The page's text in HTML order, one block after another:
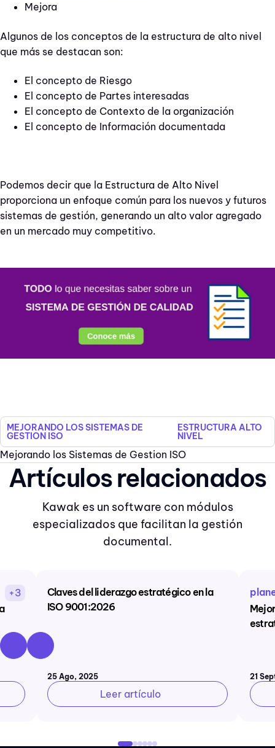
Mejora
Algunos de los conceptos de la estructura de alto nivel
que más se destacan son:
El concepto de Riesgo
El concepto de Partes interesadas
El concepto de Contexto de la organización
El concepto de Información documentada
Podemos decir que la Estructura de Alto Nivel
proporciona un enfoque común para los nuevos y futuros
sistemas de gestión, generando un alto valor agregado
en un mercado muy competitivo.
MEJORANDO LOS SISTEMAS DE
GESTION ISO
ESTRUCTURA ALTO
NIVEL
Mejorando los Sistemas de Gestion ISO
Artículos relacionados
Kawak es un software con módulos
especializados que facilitan la gestión
documental.
+3
Claves del liderazgo estratégico en la
ISO 9001:2026
25 Ago, 2025
Leer artículo
21